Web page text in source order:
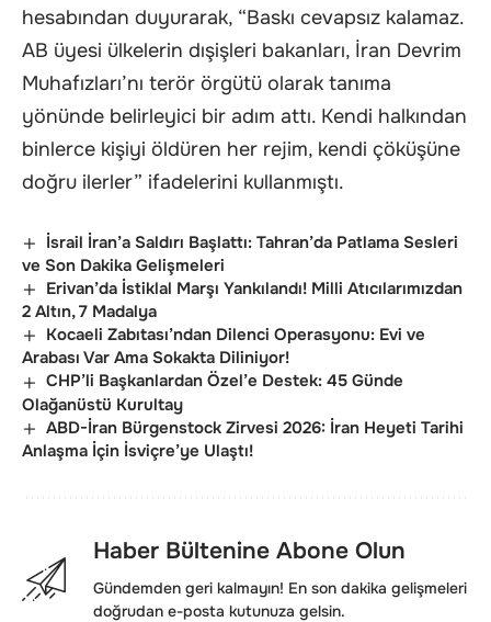
hesabından duyurarak, “Baskı cevapsız kalamaz.
AB üyesi ülkelerin dışişleri bakanları, İran Devrim
Muhafızları’nı terör örgütü olarak tanıma
yönünde belirleyici bir adım attı. Kendi halkından
binlerce kişiyi öldüren her rejim, kendi çöküşüne
doğru ilerler” ifadelerini kullanmıştı.
İsrail İran’a Saldırı Başlattı: Tahran’da Patlama Sesleri
ve Son Dakika Gelişmeleri
Erivan’da İstiklal Marşı Yankılandı! Milli Atıcılarımızdan
2 Altın, 7 Madalya
Kocaeli Zabıtası’ndan Dilenci Operasyonu: Evi ve
Arabası Var Ama Sokakta Diliniyor!
CHP’li Başkanlardan Özel’e Destek: 45 Günde
Olağanüstü Kurultay
ABD-İran Bürgenstock Zirvesi 2026: İran Heyeti Tarihi
Anlaşma İçin İsviçre’ye Ulaştı!
Haber Bültenine Abone Olun
Gündemden geri kalmayın! En son dakika gelişmeleri
doğrudan e-posta kutunuza gelsin.